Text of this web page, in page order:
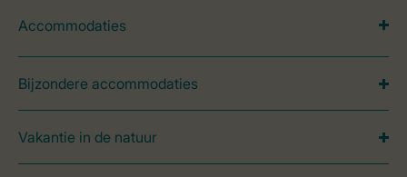
Accommodaties
Bijzondere accommodaties
Vakantie in de natuur